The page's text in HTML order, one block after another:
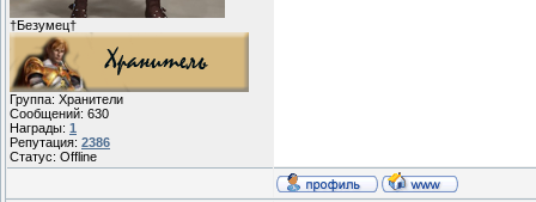
†Безумец†
Группа: Хранители
Сообщений: 630
Награды: 1
Репутация: 2386
Статус: Offline